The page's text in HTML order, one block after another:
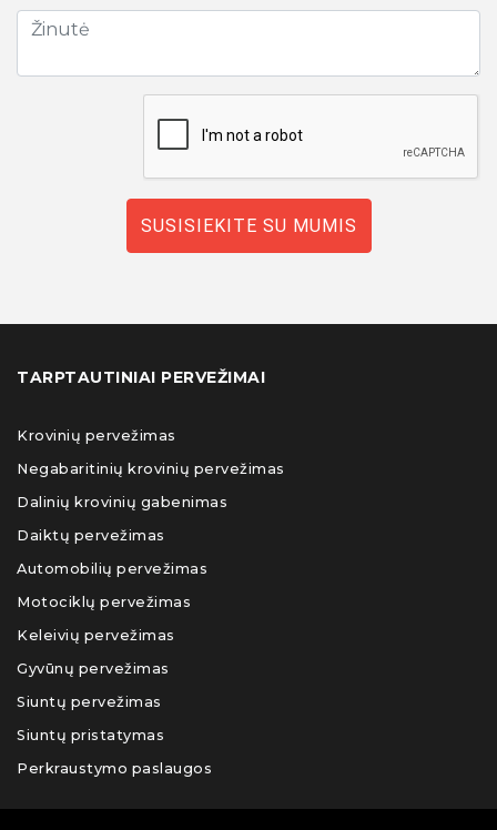
SUSISIEKITE SU MUMIS
TARPTAUTINIAI PERVEŽIMAI
Krovinių pervežimas
Negabaritinių krovinių pervežimas
Dalinių krovinių gabenimas
Daiktų pervežimas
Automobilių pervežimas
Motociklų pervežimas
Keleivių pervežimas
Gyvūnų pervežimas
Siuntų pervežimas
Siuntų pristatymas
Perkraustymo paslaugos